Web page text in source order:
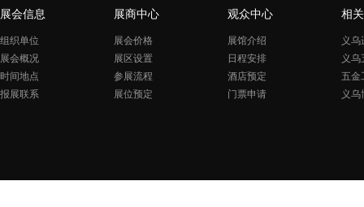
展会信息
组织单位
展会概况
时间地点
报展联系
展商中心
展会价格
展区设置
参展流程
展位预定
观众中心
展馆介绍
日程安排
酒店预定
门票申请
相
义乌
义乌
五金
义乌